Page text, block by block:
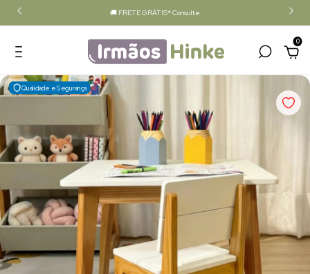
🚚 FRETE GRÁTIS* Consulte
0
Qualidade e Segurança